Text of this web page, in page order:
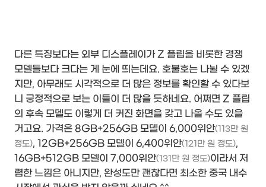
다른 특징보다는 외부 디스플레이가 Z 플립을 비롯한 경쟁
모델들보다 크다는 게 눈에 띄는데요. 호불호는 나뉠 수 있겠
지만, 아무래도 시각적으로 더 많은 정보를 확인할 수 있다보
니 긍정적으로 보는 이들이 더 많을 듯하네요. 어쩌면 Z 플립
의 후속 모델도 이렇게 더 커진 화면을 갖고 나올 수도 있을
거고요. 가격은 8GB+256GB 모델이 6,000위안(113만 원
정도), 12GB+256GB 모델이 6,400위안(121만 원 정도),
16GB+512GB 모델이 7,000위안(131만 원 정도)이라서 저
렴한 느낌은 아니지만, 완성도만 괜찮다면 최소한 중국 내수